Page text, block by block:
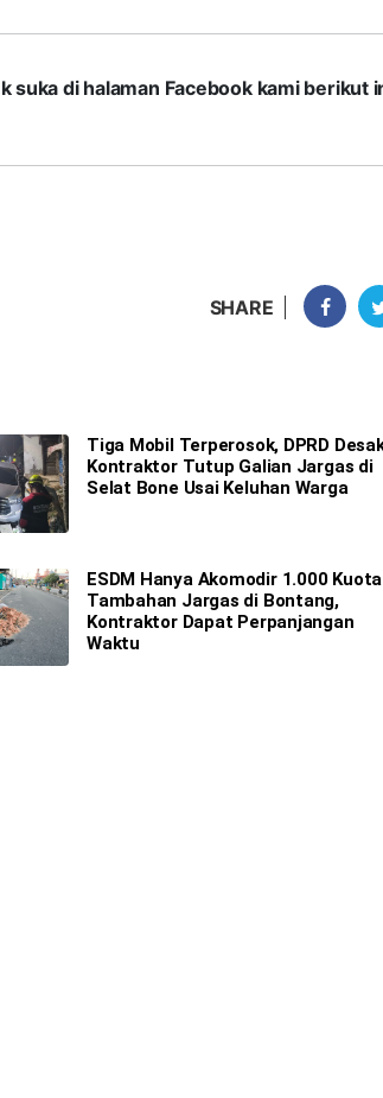
di halaman Facebook kami berikut
SHARE
Tiga Mobil Terperosok, DPRD
Kontraktor Tutup Galian Jargas di
Selat Bone Usai Keluhan Warga
ESDM Hanya Akomodir 1.000 Kuota
Tambahan Jargas di Bontang,
Kontraktor Dapat Perpanjangan
Waktu